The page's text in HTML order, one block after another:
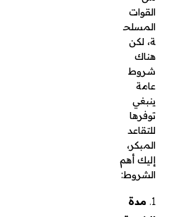
توفرها
للتقاعد
المبكر،
إليك أهم
الشروط:
مدة
الخدمة
يجب أن
يتم
مدة خدمة